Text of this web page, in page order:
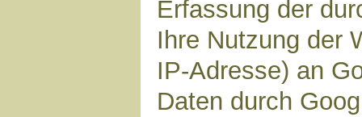
Erfassung der
Ihre Nutzung der
IP-Adresse) an
Daten durch